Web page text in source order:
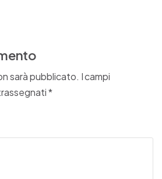
sarà pubblicato. I campi
*